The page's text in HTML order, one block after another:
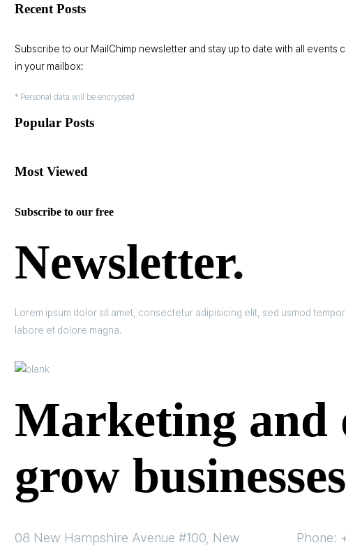
Recent Posts
Subscribe to our MailChimp newsletter and stay up to date with all events
in your mailbox:
* Personal data will be encrypted
Popular Posts
Most Viewed
Subscribe to our free
Newsletter.
Lorem ipsum dolor sit amet, consectetur adipisicing elit, sed usmod
labore et dolore magna.
Marketing and
grow
08 New Hampshire Avenue #100, New
Phone: